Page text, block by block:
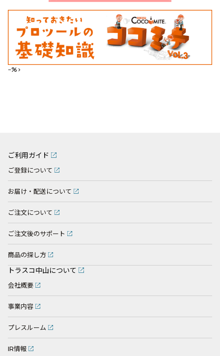
--%>
ご利用ガイド
ご登録について
お届け・配送について
ご注文について
ご注文後のサポート
商品の探し方
トラスコ中山について
会社概要
事業内容
プレスルーム
IR情報